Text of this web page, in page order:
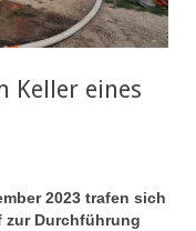
Keller eines
2023 trafen sich
zur Durchführung